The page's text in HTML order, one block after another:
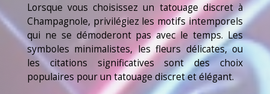
Lorsque vous choisissez un tatouage discret à
Champagnole, privilégiez les motifs intemporels
qui ne se démoderont pas avec le temps. Les
symboles minimalistes, les fleurs délicates, ou
les citations significatives sont des choix
populaires pour un tatouage discret et élégant.